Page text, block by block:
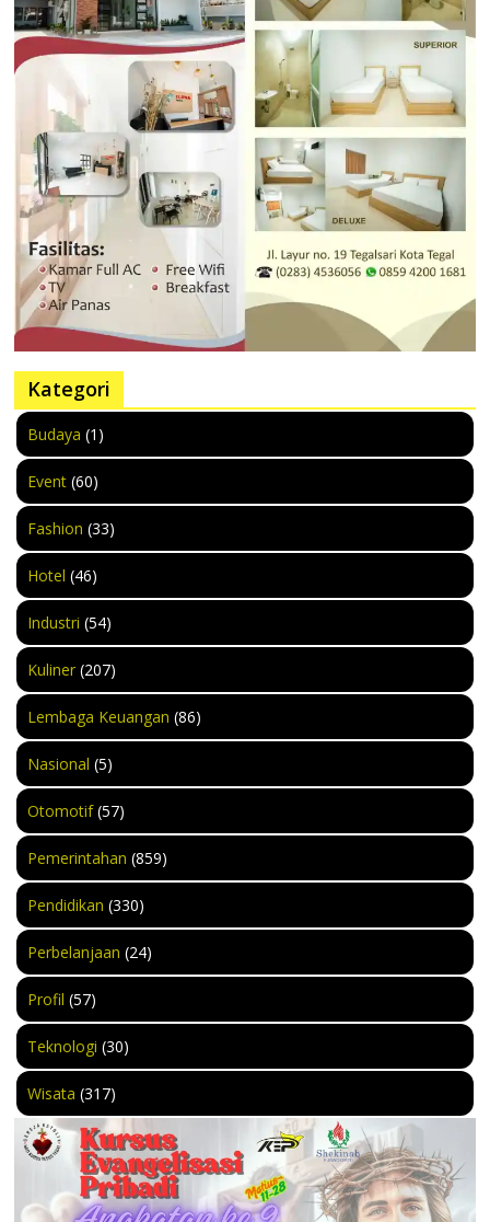
Kategori
Budaya (1)
Event (60)
Fashion (33)
Hotel (46)
Industri (54)
Kuliner (207)
Lembaga Keuangan (86)
Nasional (5)
Otomotif(57)
Pemerintahan (859)
Pendidikan (330)
Perbelanjaan (24)
Profil (57)
Teknologi (30)
Wisata (317)